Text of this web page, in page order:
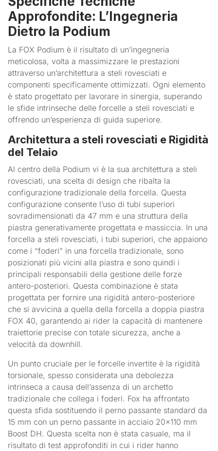
Approfondite: L’Ingegneria
Dietro la Podium
La FOX Podium è il risultato di un’ingegneria
meticolosa, volta a massimizzare le prestazioni
attraverso un’architettura a steli rovesciati e
componenti specificamente ottimizzati. Ogni elemento
è stato progettato per lavorare in sinergia, superando
le sfide intrinseche delle forcelle a steli rovesciati e
offrendo un’esperienza di guida superiore.
Architettura a steli rovesciati e Rigidità
del Telaio
Al centro della Podium vi è la sua architettura a steli
rovesciati, una scelta di design che ribalta la
configurazione tradizionale della forcella. Questa
configurazione consente l’uso di tubi superiori
sovradimensionati da 47 mm e una struttura della
piastra generativamente progettata e massiccia. In una
forcella a steli rovesciati, i tubi superiori, che appaiono
come i “foderi” in una forcella tradizionale, sono
posizionati più vicini alla piastra e sono quindi i
principali responsabili della gestione delle forze
antero-posteriori. Questa combinazione è stata
progettata per fornire una rigidità antero-posteriore
che si avvicina a quella della forcella a doppia piastra
FOX 40, garantendo ai rider la capacità di mantenere
traiettorie precise con totale sicurezza, anche a
velocità da downhill.
Un punto cruciale per le forcelle invertite è la rigidità
torsionale, spesso considerata una debolezza
intrinseca a causa dell’assenza di un archetto
tradizionale che collega i foderi. Fox ha affrontato
questa sfida sostituendo il perno passante standard da
15 mm con un perno passante in acciaio 20×110 mm
Boost DH. Questa scelta non è stata casuale, ma il
risultato di test approfonditi in cui i rider hanno